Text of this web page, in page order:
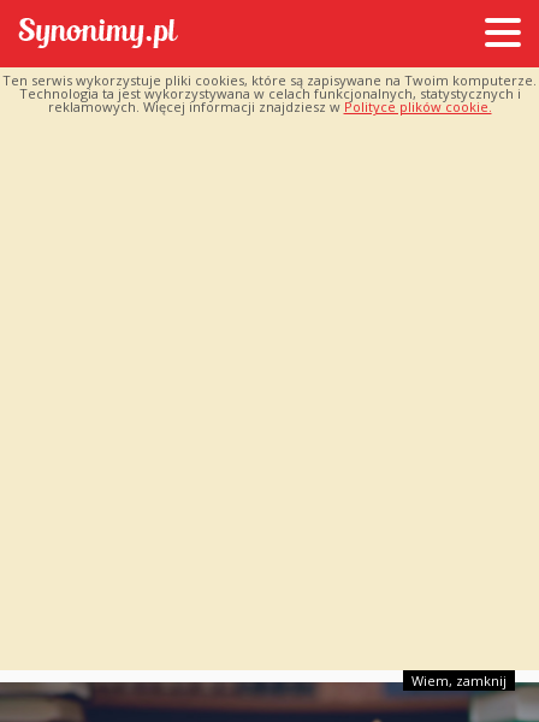
Ten serwis wykorzystuje pliki cookies, które są zapisywane na Twoim komputerze.
Technologia ta jest wykorzystywana w celach funkcjonalnych, statystycznych i
reklamowych. Więcej informacji znajdziesz w Polityce plików cookie.
Wiem, zamknij